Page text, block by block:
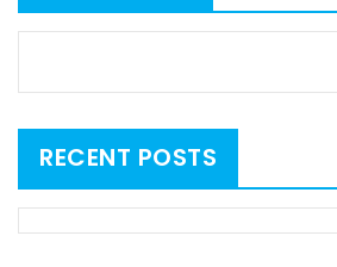
RECENT POSTS